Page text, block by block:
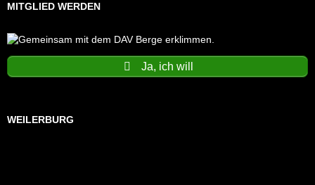
MITGLIED WERDEN
Ja, ich will
WEILERBURG